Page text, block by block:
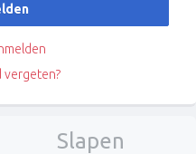
Slapen